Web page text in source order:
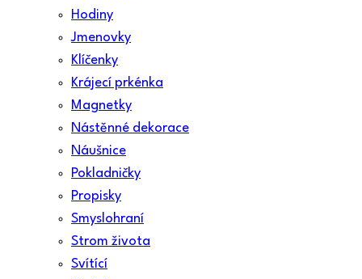
Hodiny
Jmenovky
Klíčenky
Krájecí prkénka
Magnetky
Nástěnné dekorace
Náušnice
Pokladničky
Propisky
Smyslohraní
Strom života
Svítící